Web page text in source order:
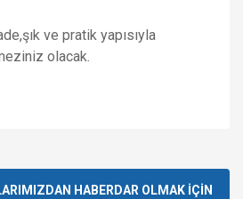
ve pratik yapısıyla
olacak.
teşekkür ederiz.HABERDAR OLMAK İÇİN